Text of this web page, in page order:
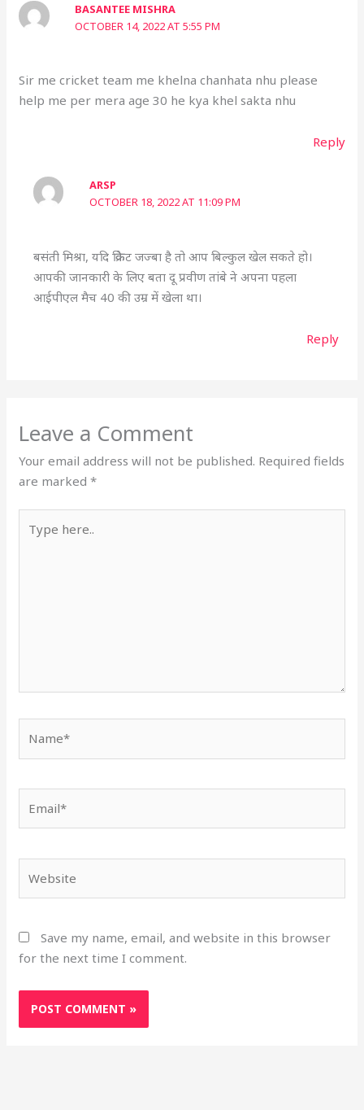
BASANTEE MISHRA
OCTOBER 14, 2022 AT 5:55 PM
Sir me cricket team me khelna chanhata nhu please
help me per mera age 30 he kya khel sakta nhu
Reply
ARSP
OCTOBER 18, 2022 AT 11:09 PM
बसंती मिश्रा, यदि क्रिकेट जज्बा है तो आप बिल्कुल खेल सकते हो।
आपकी जानकारी के लिए बता दू प्रवीण तांबे ने अपना पहला
आईपीएल मैच 40 की उम्र में खेला था।
Reply
Leave a Comment
Your email address will not be published. Required fields
are marked*
here..
Save my name, email, and website in this browser
for the next time I comment.